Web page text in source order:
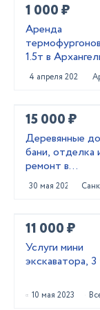
1 000 ₽
Аренда
1.5т в
4 апреля 2025
15 000 ₽
Деревянные
бани, отделка
ремонт в
Приозерском и
Выборгском
30 мая 2025
11 000 ₽
Услуги мини
экскаватора, 3
10 мая 2023